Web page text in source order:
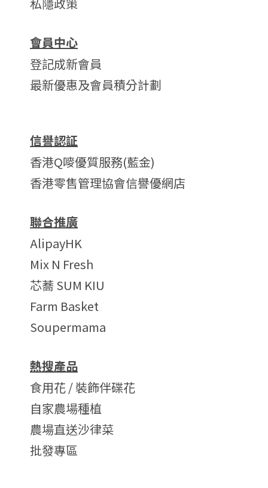
會員中心
登記成新會員
最新優惠及會員積分計劃
信譽認証
香港Q嘜優質服務(藍金)
香港零售管理協會信譽優網店
聯合推廣
AlipayHK
Mix N Fresh
芯蕎 SUM KIU
Farm Basket
Soupermama
熱搜產品
食用花 / 裝飾伴碟花
自家農場種植
農場直送沙律菜
批發專區